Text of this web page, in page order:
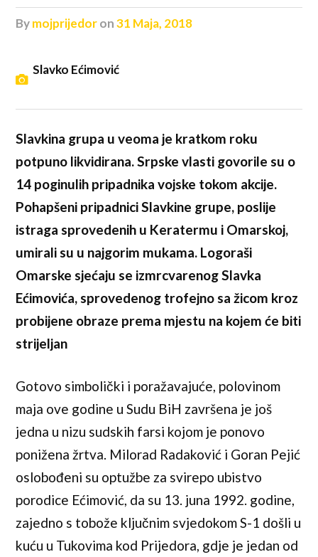
bymojprijedoron31 Maja, 2018
Slavko Ećimović
Slavkina grupa u veoma je kratkom roku
potpuno likvidirana. Srpske vlasti govorile su o
14 poginulih pripadnika vojske tokom akcije.
Pohapšeni pripadnici Slavkine grupe, poslije
istraga sprovedenih u Keratermu i Omarskoj,
umirali su u najgorim mukama. Logoraši
Omarske sjećaju se izmrcvarenog Slavka
Ećimovića, sprovedenog trofejno sa žicom kroz
probijene obraze prema mjestu na kojem će biti
strijeljan
Gotovo simbolički i poražavajuće, polovinom
maja ove godine u Sudu BiH završena je još
jedna u nizu sudskih farsi kojom je ponovo
ponižena žrtva. Milorad Radaković i Goran Pejić
oslobođeni su optužbe za svirepo ubistvo
porodice Ećimović, da su 13. juna 1992. godine,
zajedno s tobože ključnim svjedokom S-1 došli u
kuću u Tukovima kod Prijedora, gdje je jedan od